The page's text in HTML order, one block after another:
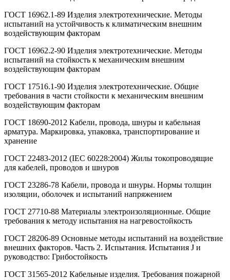
ГОСТ 16962.1-89 Изделия электротехнические. Методы
испытаний на устойчивость к климатическим внешним
воздействующим факторам
ГОСТ 16962.2-90 Изделия электротехнические. Методы
испытаний на стойкость к механическим внешним
воздействующим факторам
ГОСТ 17516.1-90 Изделия электротехнические. Общие
требования в части стойкости к механическим внешним
воздействующим факторам
ГОСТ 18690-2012 Кабели, провода, шнуры и кабельная
арматура. Маркировка, упаковка, транспортирование и
хранение
ГОСТ 22483-2012 (IEC 60228:2004) Жилы токопроводящие
для кабелей, проводов и шнуров
ГОСТ 23286-78 Кабели, провода и шнуры. Нормы толщин
изоляции, оболочек и испытаний напряжением
ГОСТ 27710-88 Материалы электроизоляционные. Общие
требования к методу испытания на нагревостойкость
ГОСТ 28206-89 Основные методы испытаний на воздействие
внешних факторов. Часть 2. Испытания. Испытания J и
руководство: Грибостойкость
ГОСТ 31565-2012 Кабельные изделия. Требования пожарной